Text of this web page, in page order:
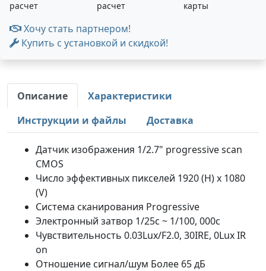
расчет
расчет
карты
Хочу стать партнером!
Купить с установкой и скидкой!
Описание
Характеристики
Инструкции и файлы
Доставка
Датчик изображения 1/2.7" progressive scan
CMOS
Число эффективных пикселей 1920 (H) х 1080
(V)
Система сканирования Progressive
Электронный затвор 1/25с ~ 1/100, 000с
Чувствительность 0.03Lux/F2.0, 30IRE, 0Lux IR
on
Отношение сигнал/шум Более 65 дБ